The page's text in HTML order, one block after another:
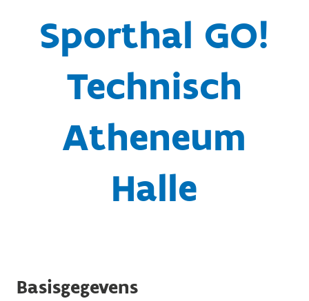
Sporthal GO!
Technisch
Atheneum
Halle
Basisgegevens